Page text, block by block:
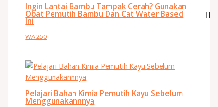
Ingin Lantai Bambu Tampak Cerah? Gunakan
Obat Pemutih Bambu Dan Cat Water Based
Ini
WA 250
Pelajari Bahan Kimia Pemutih Kayu Sebelum
Menggunakannnya